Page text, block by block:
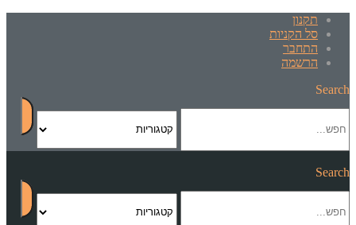
תקנון
סל הקניות
התחבר
הרשמה
Search
Search